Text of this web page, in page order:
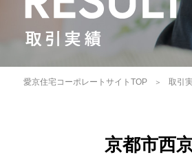
愛京住宅コーポレートサイトTOP 取引
京都市西